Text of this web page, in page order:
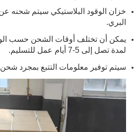
خزان الوقود البلاستيكي سيتم شحنه
البري.
يمكن أن تختلف أوقات الشحن حسب
لمدة تصل إلى 5-7 أيام عمل للتسليم.
سيتم توفير معلومات التتبع بمجرد شحن